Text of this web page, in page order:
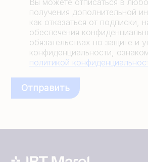
получения дополнительной
как отказаться от подписки,
обеспечения
обязательствах по защите и
конфиденциальности,
политикой